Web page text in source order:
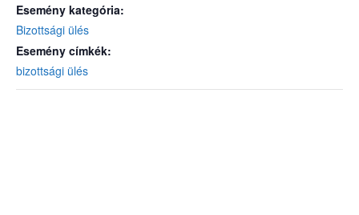
Esemény kategória:
Bizottsági ülés
Esemény címkék:
bizottsági ülés